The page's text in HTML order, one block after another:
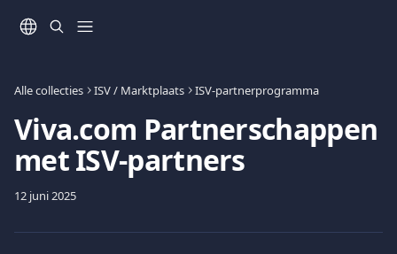
Alle collecties ISV / Marktplaats ISV-partnerprogramma
Viva.com Partnerschappen
met ISV-partners
12 juni 2025